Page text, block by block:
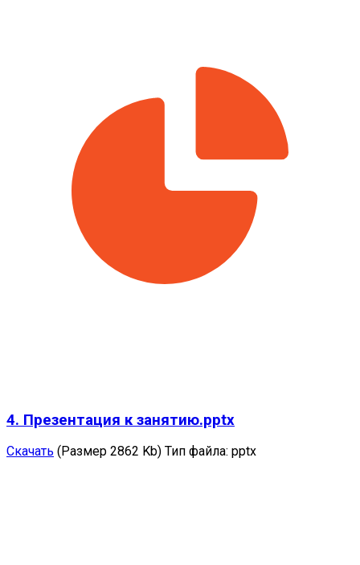
4. Презентация к занятию.pptx
Скачать (Размер 2862 Kb) Тип файла: pptx